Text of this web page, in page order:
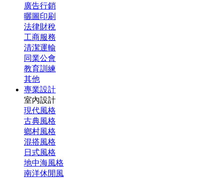
廣告行銷
曬圖印刷
法律財稅
工商服務
清潔運輸
同業公會
教育訓練
其他
專業設計
室內設計
現代風格
古典風格
鄉村風格
混搭風格
日式風格
地中海風格
南洋休閒風